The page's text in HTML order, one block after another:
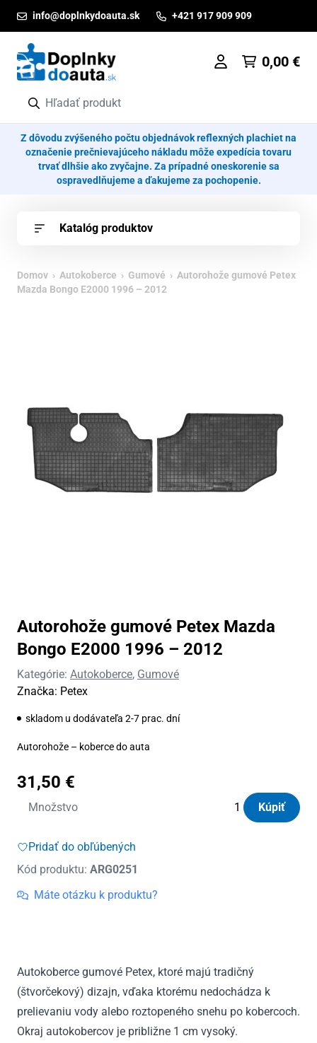
info@doplnkydoauta.sk +421 917 909 909
0,00 €
Z dôvodu zvýšeného počtu objednávok reflexných plachiet na
označenie prečnievajúceho nákladu môže expedícia tovaru
trvať dlhšie ako zvyčajne. Za prípadné oneskorenie sa
ospravedlňujeme a ďakujeme za pochopenie.
Katalóg produktov
Domov › Autokoberce › Gumové › Autorohože gumové Petex
Mazda Bongo E2000 1996 – 2012
Autorohože gumové Petex Mazda
Bongo E2000 1996 – 2012
Kategórie: Autokoberce, Gumové
Značka: Petex
skladom u dodávateľa 2-7 prac. dní
Autorohože – koberce do auta
31,50 €
Množstvo
množstvo
gumové
Mazda
Bongo
Kúpiť
Pridať do obľúbených
Kód produktu: ARG0251
Máte otázku k produktu?
Autokoberce gumové Petex, ktoré majú tradičný
(štvorčekový) dizajn, vďaka ktorému nedochádza k
prelievaniu vody alebo roztopeného snehu po kobercoch.
Okraj autokobercov je približne 1 cm vysoký.